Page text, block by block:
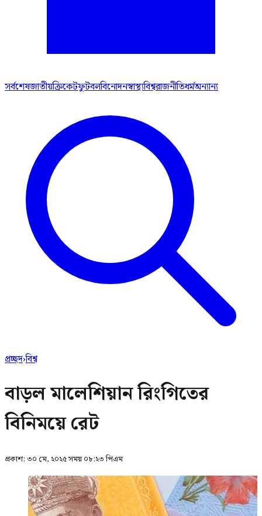
সর্বশেষজাতীয়ক্রিকেটফুটবলবিনোদনস্বাস্থ্যবিশ্বরাজনীতিধর্মঅন্যান্য
প্রচ্ছদ›বিশ্ব
বাড়ল মালেশিয়ান রিংগিতের
বিনিময়ে রেট
প্রকাশ:৩০ মে, ২০২৫ সময় ০৮:২৩ পিএম